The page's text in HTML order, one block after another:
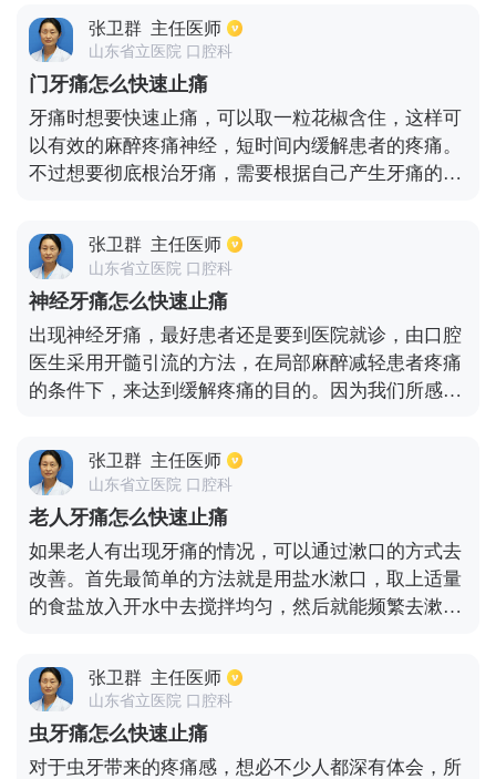
地方切开，再用一些消毒药水进行消毒，比如生理盐
水和双氧水，然后再用碘甘油对患处进行冲洗，这样
重复3到4天，炎症就会慢慢缓解下来，在那之后就可
以进行拔牙了。如果智齿造成龋齿，导致出现了口腔
炎症，如果想要止住牙疼，就要对智齿进行开髓，等
待疼痛缓解过后再拔出智齿。
张卫群 主任医师
山东省立医院 口腔科
门牙痛怎么快速止痛
牙痛时想要快速止痛，可以取一粒花椒含住，这样可
以有效的麻醉疼痛神经，短时间内缓解患者的疼痛。
不过想要彻底根治牙痛，需要根据自己产生牙痛的原
神经炎。如果是蛀牙造成的牙痛，则需要进行蛀牙的
处理。如果是因为牙神经发炎所导致的牙痛，则需要
服用相对应的药物来进行治疗。可以服用一些止疼药
物，并且同时对牙神经进行消炎。必要时需要到专业
牙科那里进行神经阻断，以防止牙痛反复发生。平时
应该注意口腔卫生，早晚刷牙，这样可以有效地避免
牙痛的现象产生。
张卫群 主任医师
山东省立医院 口腔科
神经牙痛怎么快速止痛
出现神经牙痛，最好患者还是要到医院就诊，由口腔
医生采用开髓引流的方法，在局部麻醉减轻患者疼痛
的条件下，来达到缓解疼痛的目的。因为我们所感觉
突然发作和急性牙髓炎所造成的疼痛感是患者难以忍
受的，有的时候会出现夜间阵痛，冷热交替产生的刺
激也会使之产生剧烈疼痛感，所以我们在出现神经牙
痛的时候要及时就医。
张卫群 主任医师
山东省立医院 口腔科
老人牙痛怎么快速止痛
如果老人有出现牙痛的情况，可以通过漱口的方式去
改善。首先最简单的方法就是用盐水漱口，取上适量
的食盐放入开水中去搅拌均匀，然后就能频繁去漱
敷，准备好冰块用毛巾给包住，然后就能敷在牙痛的
地方，大概十分钟左右就能得到缓解。如果是由于牙
周炎或者急性牙髓炎造成的疼痛，需要及时去医院里
面治疗，同时还要做好口腔清洁的工作，老年人早晚
都要刷牙，特别是晚上睡觉前刷牙非常重要。
张卫群 主任医师
山东省立医院 口腔科
虫牙痛怎么快速止痛
对于虫牙带来的疼痛感，想必不少人都深有体会，所